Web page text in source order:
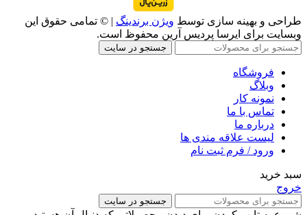
طراحی و بهینه سازی توسط ویژن برندینگ | © تمامی حقوق این
وبسایت برای ایرسا پردیس آرین محفوظ است.
جستجو در سایت
فروشگاه
وبلاگ
نمونه کار
تماس با ما
درباره ما
لیست علاقه مندی ها
ورود / فرم ثبت نام
سبد خرید
خروج
جستجو در سایت